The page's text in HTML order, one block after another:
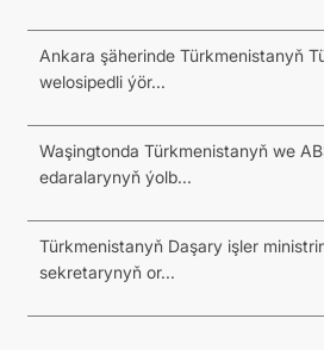
Ankara şäherinde Türkmenistanyň
welosipedli ýör...
Waşingtonda Türkmenistanyň we
edaralarynyň ýolb...
Türkmenistanyň Daşary işler
sekretarynyň or...